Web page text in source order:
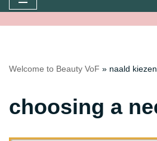
Welcome to Beauty VoF » naald kiezen
choosing a